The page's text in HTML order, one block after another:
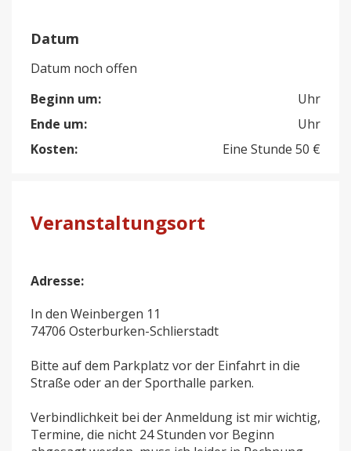
Datum
Datum noch offen
Beginn um:
Uhr
Ende um:
Uhr
Kosten:
Eine Stunde 50 €
Veranstaltungsort
Adresse:
In den Weinbergen 11
74706 Osterburken-Schlierstadt
Bitte auf dem Parkplatz vor der Einfahrt in die
Straße oder an der Sporthalle parken.
Verbindlichkeit bei der Anmeldung ist mir wichtig,
Termine, die nicht 24 Stunden vor Beginn